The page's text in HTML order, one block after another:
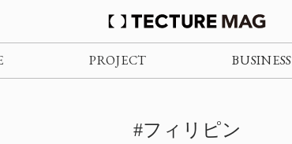
PROJECT BUSINESS
#フィリピン